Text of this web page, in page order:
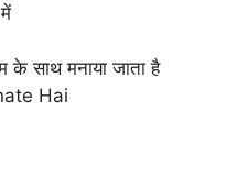
साथ मनाया जाता है
Hai